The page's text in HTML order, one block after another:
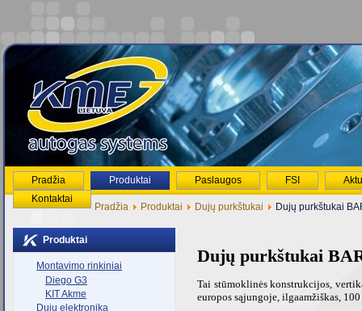
Pradžia Produktai Paslaugos FSI
Kontaktai
Pradžia Produktai Dujų purkštukai Dujų purkštukai
Produktai
Montavimo rinkiniai
Diego G3
KIT Akme
Dujų elektronika
Dujų purkštukai
Tai stūmoklinės konstrukcijos,
europos sąjungoje, ilgaamžiškas,